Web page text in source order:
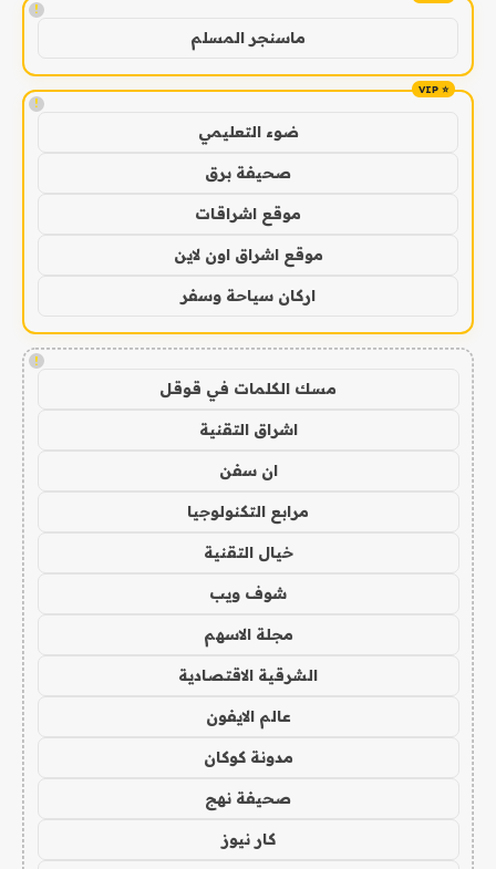
!
ماسنجر المسلم
!
ضوء التعليمي
صحيفة برق
موقع اشراقات
موقع اشراق اون لاين
اركان سياحة وسفر
!
مسك الكلمات في قوقل
اشراق التقنية
ان سفن
مرابع التكنولوجيا
خيال التقنية
شوف ويب
مجلة الاسهم
الشرقية الاقتصادية
عالم الايفون
مدونة كوكان
صحيفة نهج
كار نيوز